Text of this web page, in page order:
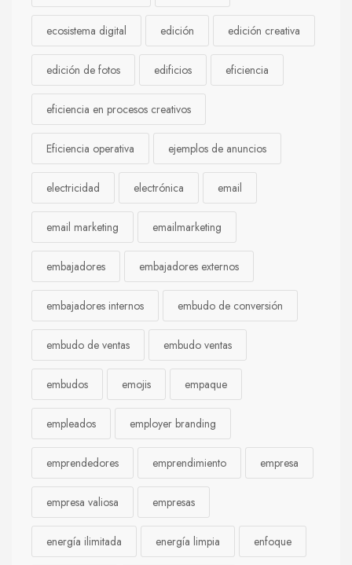
ecosistema digital edición edición creativa
edición de fotos edificios eficiencia
eficiencia en procesos creativos
Eficiencia operativa ejemplos de anuncios
electricidad electrónica email
email marketing emailmarketing
embajadores embajadores externos
embajadores internos embudo de conversión
embudo de ventas embudo ventas
embudos emojis empaque
empleados employer branding
emprendedores emprendimiento empresa
empresa valiosa empresas
energía ilimitada energía limpia enfoque